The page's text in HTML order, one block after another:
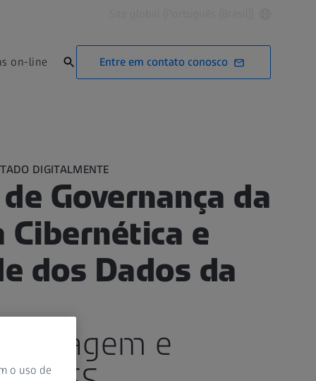
on-line Entre em contato conosco
DIGITALMENTE
Governança da
Cibernética e
dos Dados da
imagem e
o uso de